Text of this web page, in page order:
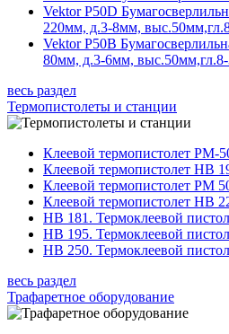
Vektor P50D
220мм, д.3-8мм,
Vektor P50B
80мм, д.3-6мм,
весь раздел
Термопистолеты и станции
Клеевой термопистолет РМ-
Клеевой термопистолет НВ
Клеевой термопистолет РМ
Клеевой термопистолет HB
HB 181. Термоклеевой
HB 195. Термоклеевой
HB 250. Термоклеевой
весь раздел
Трафаретное оборудование